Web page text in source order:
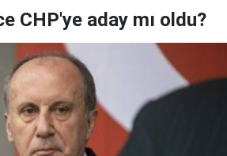
CHP'ye aday mı oldu?